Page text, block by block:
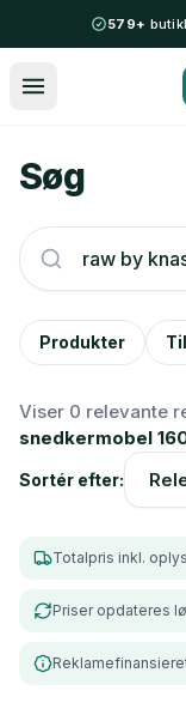
Spring til indhold
579+
Søg
Produkter
Viser 0 relevante
snedkermobel
Sortér efter:
Totalpris inkl.
Priser opdateres